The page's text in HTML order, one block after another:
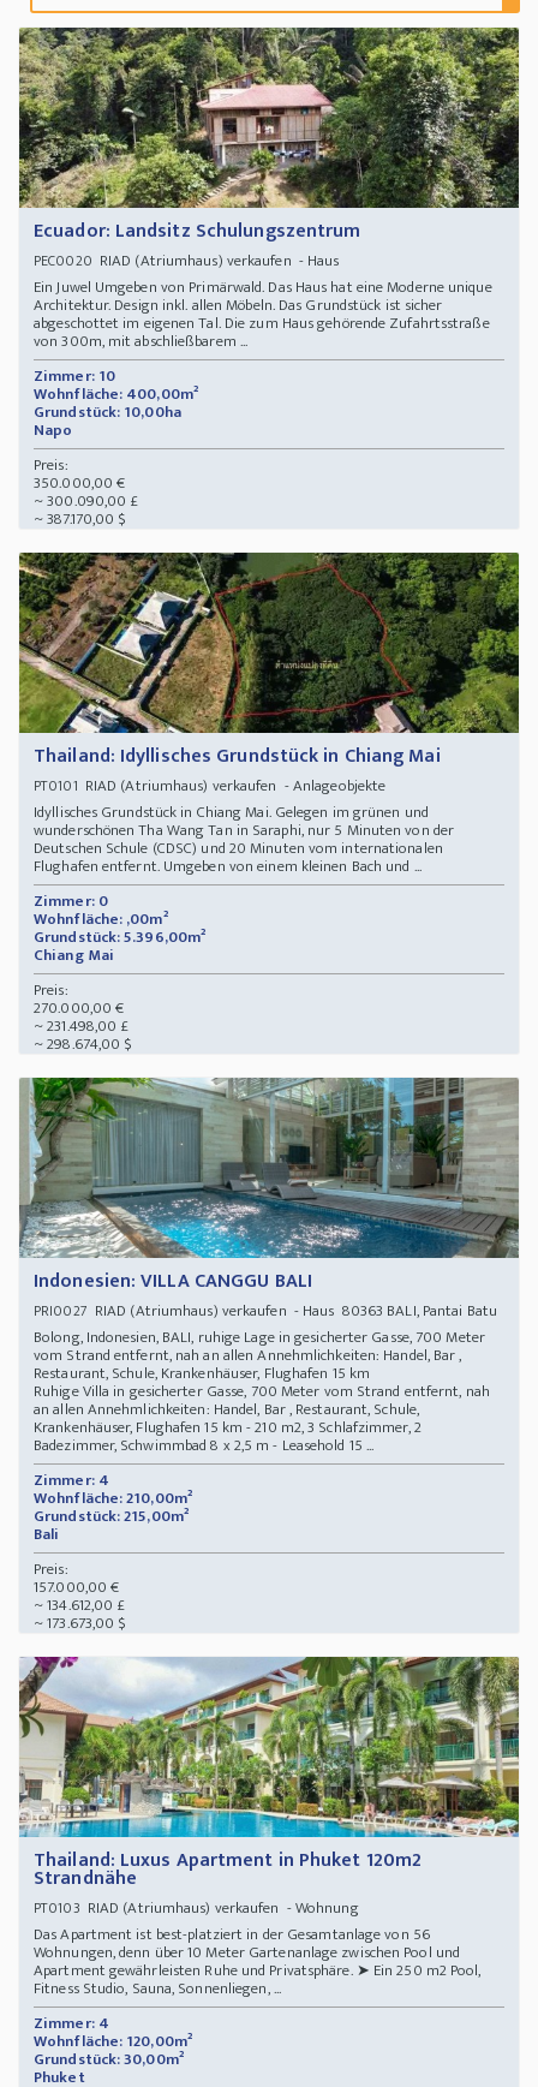
Ecuador: Landsitz Schulungszentrum
PEC0020 RIAD (Atriumhaus) verkaufen - Haus
Ein Juwel Umgeben von Primärwald. Das Haus hat eine Moderne unique
Architektur. Design inkl. allen Möbeln. Das Grundstück ist sicher
abgeschottet im eigenen Tal. Die zum Haus gehörende Zufahrtsstraße
von 300m, mit abschließbarem ...
Zimmer: 10
Wohnfläche: 400,00m²
Grundstück: 10,00ha
Napo
Preis:
350.000,00 €
~ 300.090,00 £
~ 387.170,00 $
Thailand: Idyllisches Grundstück in Chiang Mai
PT0101 RIAD (Atriumhaus) verkaufen - Anlageobjekte
Idyllisches Grundstück in Chiang Mai. Gelegen im grünen und
wunderschönen Tha Wang Tan in Saraphi, nur 5 Minuten von der
Deutschen Schule (CDSC) und 20 Minuten vom internationalen
Flughafen entfernt. Umgeben von einem kleinen Bach und ...
Zimmer: 0
Wohnfläche: ,00m²
Grundstück: 5.396,00m²
Chiang Mai
Preis:
270.000,00 €
~ 231.498,00 £
~ 298.674,00 $
Indonesien: VILLA CANGGU BALI
PRI0027 RIAD (Atriumhaus) verkaufen - Haus 80363 BALI, Pantai Batu
Bolong, Indonesien, BALI, ruhige Lage in gesicherter Gasse, 700 Meter
vom Strand entfernt, nah an allen Annehmlichkeiten: Handel, Bar ,
Restaurant, Schule, Krankenhäuser, Flughafen 15 km
Ruhige Villa in gesicherter Gasse, 700 Meter vom Strand entfernt, nah
an allen Annehmlichkeiten: Handel, Bar , Restaurant, Schule,
Krankenhäuser, Flughafen 15 km - 210 m2, 3 Schlafzimmer, 2
Badezimmer, Schwimmbad 8 x 2,5 m - Leasehold 15 ...
Zimmer: 4
Wohnfläche: 210,00m²
Grundstück: 215,00m²
Bali
Preis:
157.000,00 €
~ 134.612,00 £
~ 173.673,00 $
Thailand: Luxus Apartment in Phuket 120m2
Strandnähe
PT0103 RIAD (Atriumhaus) verkaufen - Wohnung
Das Apartment ist best-platziert in der Gesamtanlage von 56
Wohnungen, denn über 10 Meter Gartenanlage zwischen Pool und
Apartment gewährleisten Ruhe und Privatsphäre. ➤ Ein 250 m2 Pool,
Fitness Studio, Sauna, Sonnenliegen, ...
Zimmer: 4
Wohnfläche: 120,00m²
Grundstück: 30,00m²
Phuket